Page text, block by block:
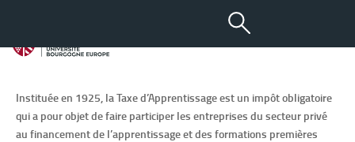
Taxe d’apprentissage
Descriptif
Instituée en 1925, la Taxe d’Apprentissage est un impôt obligatoire
qui a pour objet de faire participer les entreprises du secteur privé
au financement de l’apprentissage et des formations premières